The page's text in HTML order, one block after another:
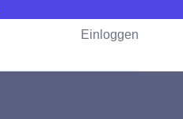
Einloggen